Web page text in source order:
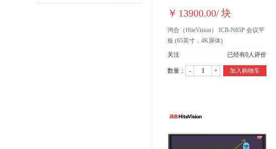
￥ 13900.00/块
鸿合（HiteVision） ICB-N65P 会议平
板 (65英寸，4K屏体)
关注
已经有0人评价
数量： - + 加入购物车